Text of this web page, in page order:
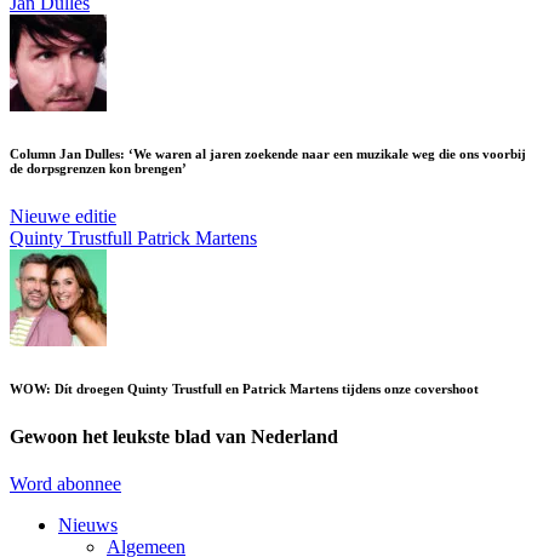
Column Jan Dulles: ‘We waren al jaren zoekende naar een muzikale weg die ons voorbij
de dorpsgrenzen kon brengen’
Nieuwe editie
Quinty Trustfull Patrick Martens
WOW: Dít droegen Quinty Trustfull en Patrick Martens tijdens onze covershoot
Gewoon het leukste blad van Nederland
Word abonnee
Nieuws
Algemeen